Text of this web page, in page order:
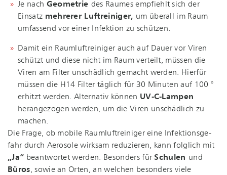
Je nach Geometrie des Raumes empfiehlt sich der
Einsatz mehrerer Luftreiniger, um überall im Raum
umfassend vor einer Infektion zu schützen.
Damit ein Raumluftreiniger auch auf Dauer vor Viren
schützt und diese nicht im Raum verteilt, müssen die
Viren am Filter unschädlich gemacht werden. Hierfür
müssen die H14 Filter täglich für 30 Minuten auf 100 °
erhitzt werden. Alternativ können UV-C-Lampen
herangezogen werden, um die Viren unschädlich zu
machen.
Die Frage, ob mobile Raum­luft­rei­ni­ger eine In­fek­ti­ons­ge­
fahr durch Aerosole wirksam reduzieren, kann folglich mit
„Ja“ beantwortet werden. Besonders für Schulen und
Büros, sowie an Orten, an welchen besonders viele